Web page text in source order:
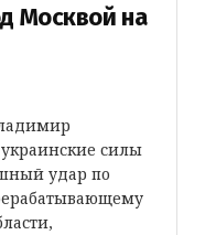
Москвой на
силы
удар по